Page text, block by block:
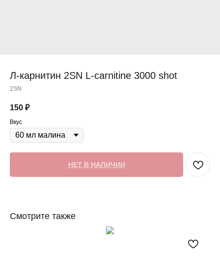
Л-карнитин 2SN L-carnitine 3000 shot
2SN
150 ₽
Вкус
НЕТ В НАЛИЧИИ
Смотрите также